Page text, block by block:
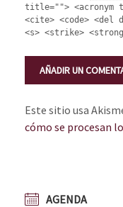
title=""> <acronym
<cite> <code> <del
<s> <strike>
Este sitio usa
cómo se procesan
AGENDA